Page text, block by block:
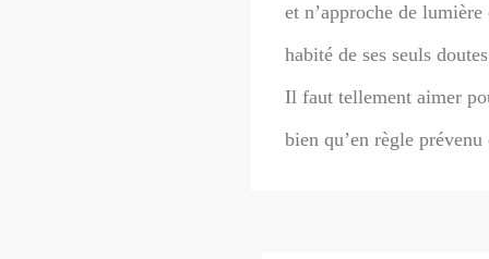
et n’approche de
habité de ses seuls
Il faut tellement aimer
bien qu’en règle